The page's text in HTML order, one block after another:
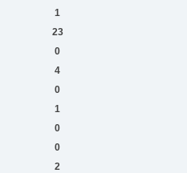
1
23
0
4
0
1
0
0
2